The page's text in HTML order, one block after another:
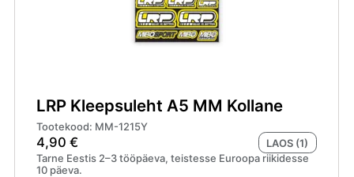
LRP Kleepsuleht A5 MM Kollane
Tootekood: MM-1215Y
4,90€
LAOS (1)
Tarne Eestis 2–3 tööpäeva, teistesse Euroopa riikidesse
10 päeva.